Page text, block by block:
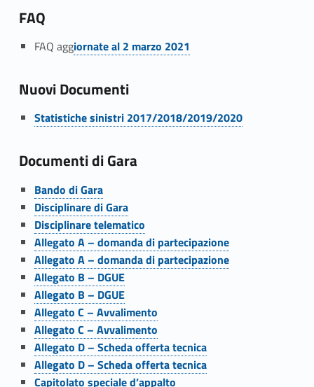
t
o
d
e
s
e
r
v
i
z
i
a
FAQ
FAQ aggLink identifier #identifier__63241-10
iornate al 2 marzo 2021
Nuovi Documenti
Link identifier #identifier__86850-11
Statistiche sinistri 2017/2018/2019/2020
Documenti di Gara
Link identifier #identifier__15637-12
Bando di Gara
Link identifier #identifier__118554-13
Disciplinare di Gara
Link identifier #identifier__171581-14
Disciplinare telematico
Link identifier #identifier__58118-15
Allegato A – domanda di partecipazione
Link identifier #identifier__139581-16
Allegato A – domanda di partecipazione
Link identifier #identifier__143398-17
Allegato B – DGUE
Link identifier #identifier__180809-18
Allegato B – DGUE
Link identifier #identifier__193996-19
Allegato C – Avvalimento
Link identifier #identifier__145252-20
Allegato C – Avvalimento
Link identifier #identifier__165641-21
Allegato D – Scheda offerta tecnica
Link identifier #identifier__79774-22
Allegato D – Scheda offerta tecnica
Link identifier #identifier__22426-23
Capitolato speciale d’appalto